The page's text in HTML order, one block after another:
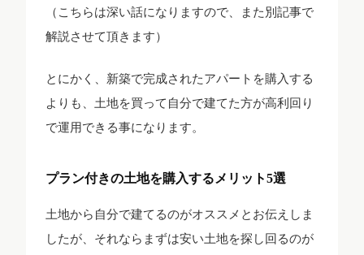
（こちらは深い話になりますので、また別記事で
解説させて頂きます）
とにかく、新築で完成されたアパートを購入する
よりも、土地を買って自分で建てた方が高利回り
で運用できる事になります。
プラン付きの土地を購入するメリット5選
土地から自分で建てるのがオススメとお伝えしま
したが、それならまずは安い土地を探し回るのが